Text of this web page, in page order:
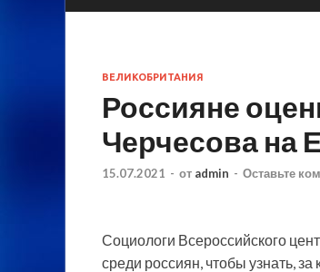
ВЕЛИКОБРИТАНИЯ
Россияне
Черчесова на
15.07.2021 - от admin - Оставьте
Социологи Всероссийского
среди россиян, чтобы узнать,